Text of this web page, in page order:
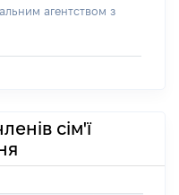
агентством з
сім'ї